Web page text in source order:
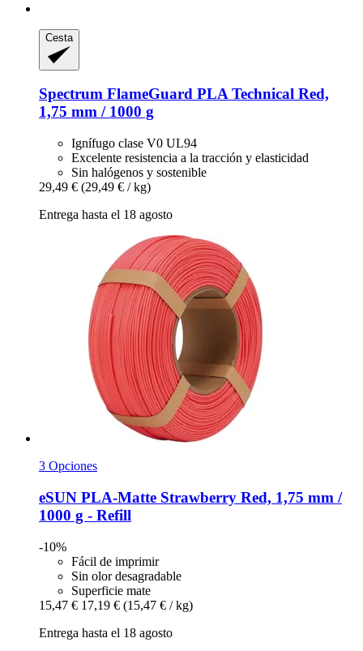
Cesta
Spectrum FlameGuard PLA Technical Red,
1,75 mm / 1000 g
Ignífugo clase V0 UL94
Excelente resistencia a la tracción y elasticidad
Sin halógenos y sostenible
29,49 € (29,49 € / kg)
Entrega hasta el 18 agosto
3 Opciones
eSUN PLA-​Matte Strawberry Red, 1,75 mm /
1000 g -​ Refill
-10%
Fácil de imprimir
Sin olor desagradable
Superficie mate
15,47 € 17,19 € (15,47 € / kg)
Entrega hasta el 18 agosto